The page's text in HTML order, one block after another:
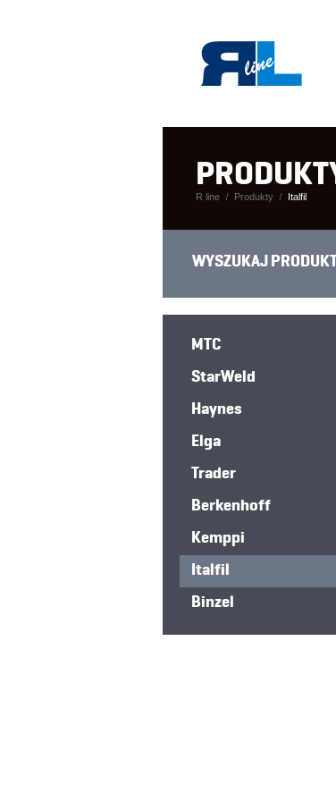
R line Produkty Italfil
WYSZUKAJ
MTC
StarWeld
Haynes
Elga
Trader
Berkenhoff
Kemppi
Italfil
Binzel